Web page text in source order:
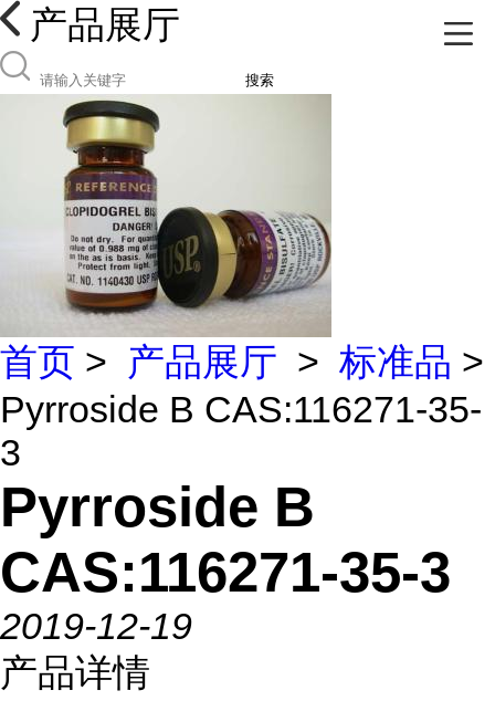
产品展厅
搜索
首页 > 产品展厅 > 标准品 >
Pyrroside B CAS:116271-35-
3
Pyrroside B
CAS:116271-35-3
2019-12-19
产品详情